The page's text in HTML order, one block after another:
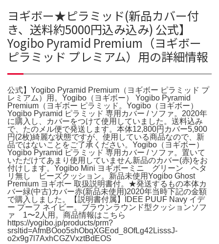
ヨギボー★ピラミッド(新品カバー付
き、送料約5000円込み込み) 公式】
Yogibo Pyramid Premium（ヨギボー
ピラミッド プレミアム）用の詳細情報
公式】Yogibo Pyramid Premium（ヨギボー ピラミッド プ
レミアム）用。Yogibo（ヨギボー） Yogibo Pyramid
Premium（ヨギボー ピラミッド。Yogibo（ヨギボー）
Yogibo Pyramid ピラミッド 専用カバー / ソファ。2020年
に購入し、カバーをつけて使用していました。送料込み
で、たのメル便で発送します。本体12,800円カバー5,900
円(2枚)綺麗な状態ですが、使用している商品なので、新
品ではないことをご了承ください。Yogibo（ヨギボー）
Yogibo Pyramid ピラミッド 専用カバー / ソファ。置いて
いただけてあまり使用していません新品のカバー(赤)をお
付けします。Yogibo Mini ヨギボーミニ グリーン ヘタ
リ無し ビーズクッション。新品未使用Yogibo Ghost
Premium ヨギボー 取扱説明書付。★発送するもの本体カ
バー緑(中古)カバー赤(新品未使用)2020年当時下記の金額
で購入しました。【説明書付属】IDEE PUUF Navy イデ
ー プーフ ネイビー。ブラウンラウンド型クッションソフ
ァ 1〜2人用。商品情報はこちら
https://yogibo.jp/products/prm?
srsltid=AfmBOoo5shObqXGEod_8OfLg42LisssJ-
o2x9g7l7AxhCGZVxztBdEOS